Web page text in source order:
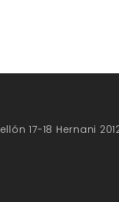
17-18 Hernani